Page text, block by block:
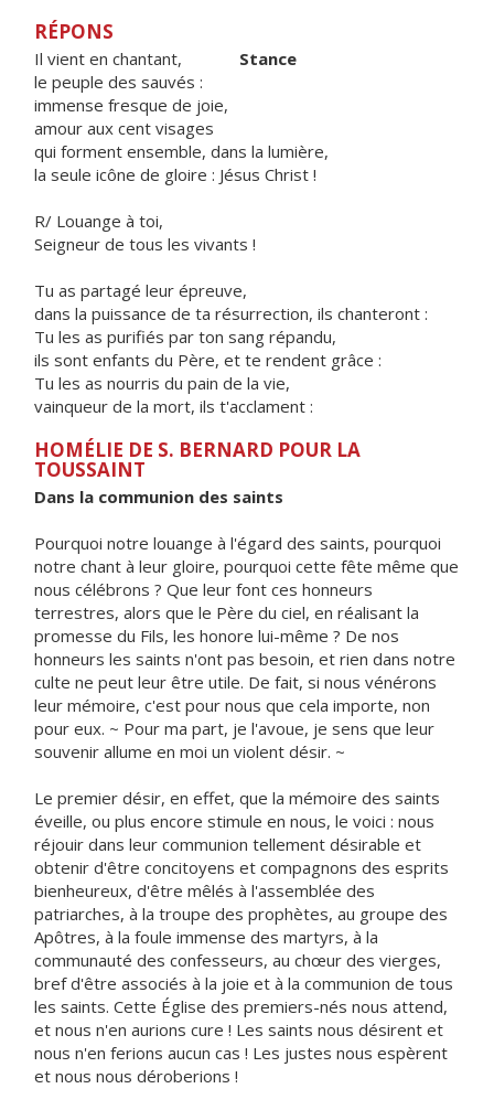
RÉPONS
Il vient en chantant, Stance
le peuple des sauvés :
immense fresque de joie,
amour aux cent visages
qui forment ensemble, dans la lumière,
la seule icône de gloire : Jésus Christ !
R/ Louange à toi,
Seigneur de tous les vivants !
Tu as partagé leur épreuve,
dans la puissance de ta résurrection, ils chanteront :
Tu les as purifiés par ton sang répandu,
ils sont enfants du Père, et te rendent grâce :
Tu les as nourris du pain de la vie,
vainqueur de la mort, ils t'acclament :
HOMÉLIE DE S. BERNARD POUR LA
TOUSSAINT
Dans la communion des saints
Pourquoi notre louange à l'égard des saints, pourquoi
notre chant à leur gloire, pourquoi cette fête même que
nous célébrons ? Que leur font ces honneurs
terrestres, alors que le Père du ciel, en réalisant la
promesse du Fils, les honore lui-même ? De nos
honneurs les saints n'ont pas besoin, et rien dans notre
culte ne peut leur être utile. De fait, si nous vénérons
leur mémoire, c'est pour nous que cela importe, non
pour eux. ~ Pour ma part, je l'avoue, je sens que leur
souvenir allume en moi un violent désir. ~
Le premier désir, en effet, que la mémoire des saints
éveille, ou plus encore stimule en nous, le voici : nous
réjouir dans leur communion tellement désirable et
obtenir d'être concitoyens et compagnons des esprits
bienheureux, d'être mêlés à l'assemblée des
patriarches, à la troupe des prophètes, au groupe des
Apôtres, à la foule immense des martyrs, à la
communauté des confesseurs, au chœur des vierges,
bref d'être associés à la joie et à la communion de tous
les saints. Cette Église des premiers-nés nous attend,
et nous n'en aurions cure ! Les saints nous désirent et
nous n'en ferions aucun cas ! Les justes nous espèrent
et nous nous déroberions !